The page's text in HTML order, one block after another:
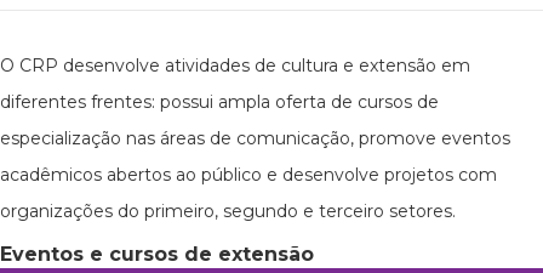
O CRP desenvolve atividades de cultura e extensão em
diferentes frentes: possui ampla oferta de cursos de
especialização nas áreas de comunicação, promove eventos
acadêmicos abertos ao público e desenvolve projetos com
organizações do primeiro, segundo e terceiro setores.
Eventos e cursos de extensão